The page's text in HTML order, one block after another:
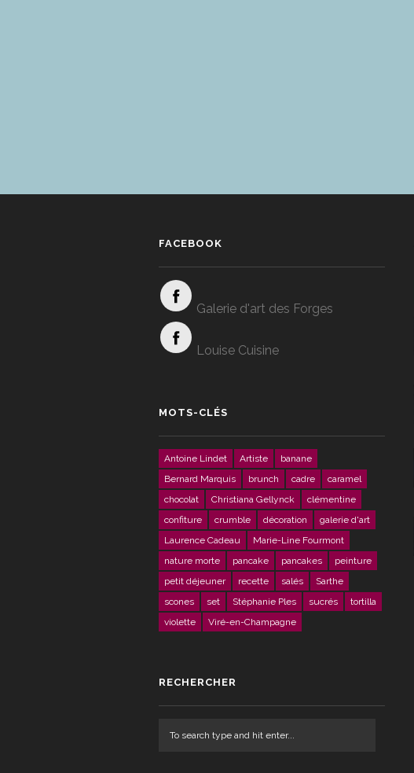
FACEBOOK
Galerie d'art des Forges
Louise Cuisine
MOTS-CLÉS
Antoine Lindet Artiste
banane
Bernard Marquis
brunch cadre
caramel
chocolat
Christiana Gellynck
clémentine
confiture
crumble décoration
galerie d'art
Laurence Cadeau
Marie-Line Fourmont
nature morte
pancake pancakes
peinture
petit déjeuner
recette salés
Sarthe
scones
set Stéphanie Ples sucrés
tortilla
violette
Viré-en-Champagne
RECHERCHER